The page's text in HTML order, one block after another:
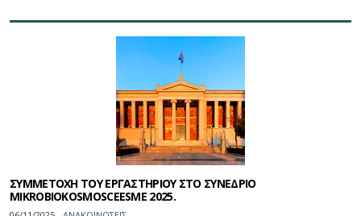
ΣΥΜΜΕΤΟΧΗ ΤΟΥ ΕΡΓΑΣΤΗΡΙΟΥ ΣΤΟ ΣΥΝΕΔΡΙΟ
MIKROBIOKOSMOSCEESME 2025.